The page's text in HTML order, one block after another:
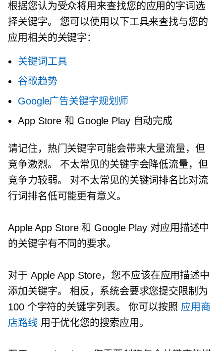
根据您认为受众将用来查找您的应用的字词选
择关键字。 您可以使用以下工具来查找与您的
应用相关的关键字：
关键词工具
谷歌趋势
Google广告关键字规划师
App Store 和 Google Play 自动完成
请记住，热门关键字可能会带来大量流量，但
竞争激烈。 不太常见的关键字会降低流量，但
竞争力较弱。 对不太常见的关键词排名比对流
行词排名低可能更有意义。
Apple App Store 和 Google Play 对应用描述中
的关键字有不同的要求。
对于 Apple App Store，您不应该在应用描述中
添加关键字。 相反，系统会要求您提交限制为
100 个字符的关键字列表。 你可以按照 应用商
店路线用于优化您的搜索应用。